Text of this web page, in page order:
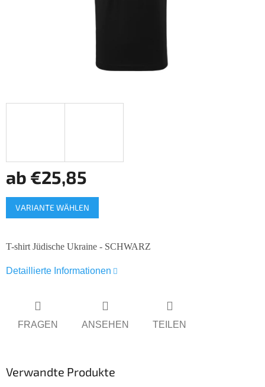
ab €25,85
Verkaufspreis:
VARIANTE WÄHLEN
T-shirt Jüdische Ukraine - SCHWARZ
Detaillierte Informationen
FRAGEN ANSEHEN TEILEN
Verwandte Produkte